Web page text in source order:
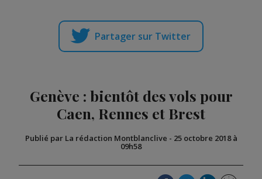
Partager sur Twitter
Genève : bientôt des vols pour
Caen, Rennes et Brest
Publié par La rédaction Montblanclive - 25 octobre 2018 à
09h58